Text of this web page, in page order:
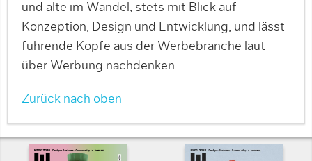
und alte im Wandel, stets mit Blick auf
Konzeption, Design und Entwicklung, und lässt
führende Köpfe aus der Werbebranche laut
über Werbung nachdenken.
Zurück nach oben